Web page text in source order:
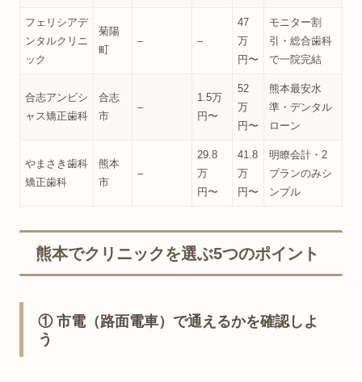
フェリシアデ
ンタルクリニ
ック
菊陽
町
– –
47
万
円〜
モニター割
引・総合歯科
で一院完結
合志アンビシ
ャス矯正歯科
合志
市
–
1.5万
円〜
52
万
円〜
熊本最安水
準・デンタル
ローン
やまさき歯科
矯正歯科
熊本
市
–
29.8
万
円〜
41.8
万
円〜
明瞭会計・2
プランのみシ
ンプル
熊本でクリニックを選ぶ5つのポイント
① 市電（路面電車）で通えるかを確認しよ
う